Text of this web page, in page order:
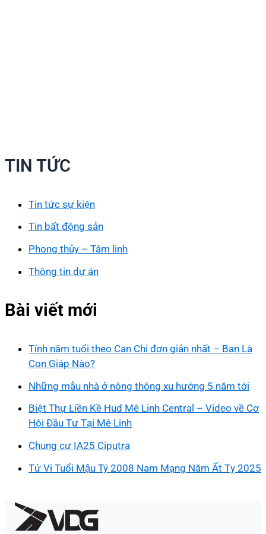
TIN TỨC
Tin tức sự kiện
Tin bất động sản
Phong thủy – Tâm linh
Thông tin dự án
Bài viết mới
Tính năm tuổi theo Can Chi đơn giản nhất – Bạn Là
Con Giáp Nào?
Những mẫu nhà ở nông thông xu hướng 5 năm tới
Biệt Thự Liền Kề Hud Mê Linh Central – Video về Cơ
Hội Đầu Tư Tại Mê Linh
Chung cư IA25 Ciputra
Tử Vi Tuổi Mậu Tý 2008 Nam Mạng Năm Ất Tỵ 2025